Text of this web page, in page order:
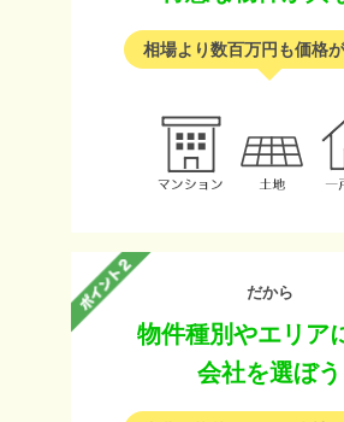
相場より数百万円も価格
だから
物件種別やエリア
会社を選ぼう